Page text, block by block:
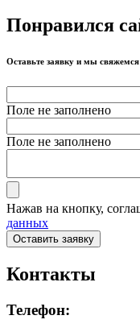
Понравился
Оставьте заявку и мы
Поле не заполнено
Поле не заполнено
Нажав на кнопку,
данных
Оставить заявку
Контакты
Телефон: